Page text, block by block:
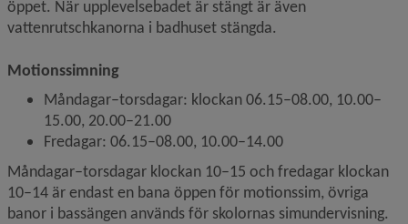
öppet. När upplevelsebadet är stängt är även
vattenrutschkanorna i badhuset stängda.
Motionssimning
Måndagar–torsdagar: klockan 06.15–08.00, 10.00–
15.00, 20.00–21.00
Fredagar: 06.15–08.00, 10.00–14.00
Måndagar–torsdagar klockan 10–15 och fredagar klockan
10–14 är endast en bana öppen för motionssim, övriga
banor i bassängen används för skolornas simundervisning.